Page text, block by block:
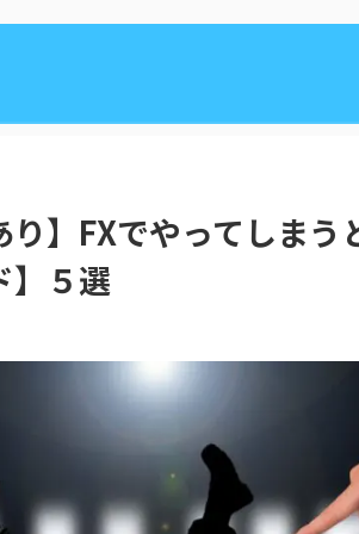
り】FXでやってしまう
】５選